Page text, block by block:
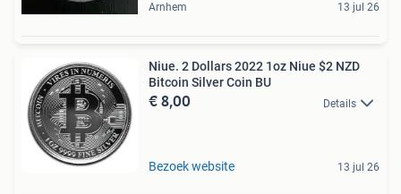
Arnhem 13 jul 26
Niue. 2 Dollars 2022 1oz Niue $2 NZD
Bitcoin Silver Coin BU
€ 8,00 Details
Bezoek website 13 jul 26